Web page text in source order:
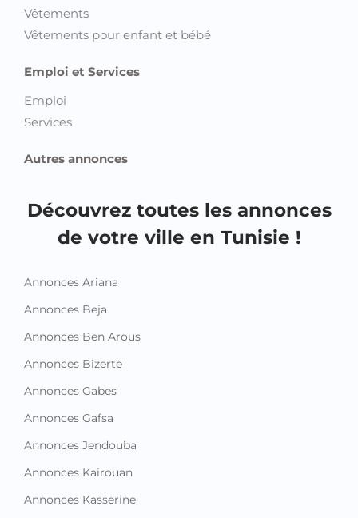
Vêtements
Vêtements pour enfant et bébé
Emploi et Services
Emploi
Services
Autres annonces
Découvrez toutes les annonces
de votre ville en Tunisie !
Annonces Ariana
Annonces Beja
Annonces Ben Arous
Annonces Bizerte
Annonces Gabes
Annonces Gafsa
Annonces Jendouba
Annonces Kairouan
Annonces Kasserine